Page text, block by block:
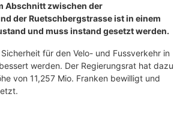
Abschnitt zwischen der
der Ruetschbergstrasse ist in einem
und muss instand gesetzt werden.
für den Velo- und Fussverkehr in
werden. Der Regierungsrat hat dazu
von 11,257 Mio. Franken bewilligt und